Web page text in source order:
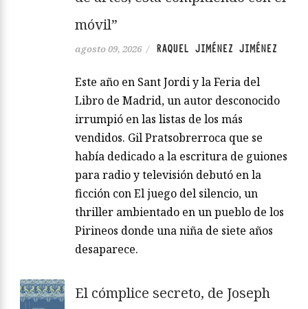
móvil”
agosto 09, 2026 / RAQUEL JIMÉNEZ JIMÉNEZ
Este año en Sant Jordi y la Feria del
Libro de Madrid, un autor desconocido
irrumpió en las listas de los más
vendidos. Gil Pratsobrerroca que se
había dedicado a la escritura de guiones
para radio y televisión debutó en la
ficción con El juego del silencio, un
thriller ambientado en un pueblo de los
Pirineos donde una niña de siete años
desaparece.
El cómplice secreto, de Joseph